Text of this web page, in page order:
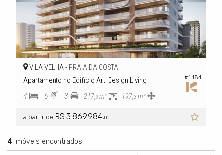
#1.184
VILA VELHA - PRAIA DA COSTA
Apartamento no Edifício Arti Design Living
4 6 3 217,0 m² 197,3 m²
a partir de R$ 3.869.984,00
4 imóveis encontrados